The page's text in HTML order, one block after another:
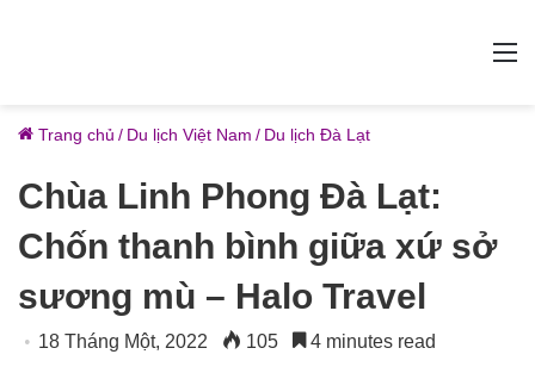
Trang chủ / Du lịch Việt Nam / Du lịch Đà Lạt
Chùa Linh Phong Đà Lạt:
Chốn thanh bình giữa xứ sở
sương mù – Halo Travel
18 Tháng Một, 2022 105 4 minutes read